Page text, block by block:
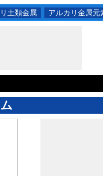
土類金属 アルカリ金属元